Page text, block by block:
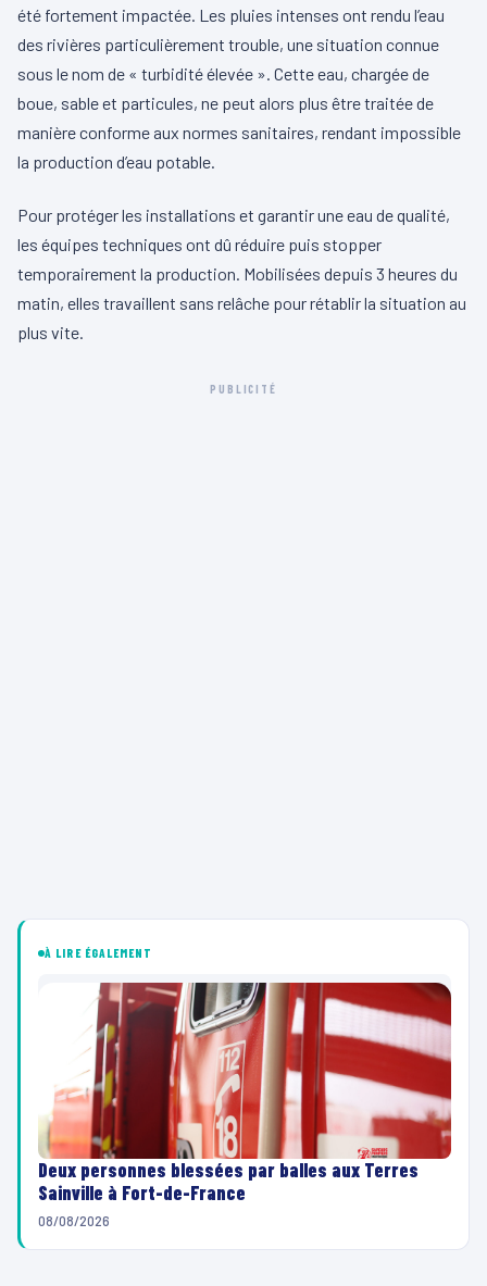
été fortement impactée. Les pluies intenses ont rendu l’eau
des rivières particulièrement trouble, une situation connue
sous le nom de « turbidité élevée ». Cette eau, chargée de
boue, sable et particules, ne peut alors plus être traitée de
manière conforme aux normes sanitaires, rendant impossible
la production d’eau potable.
Pour protéger les installations et garantir une eau de qualité,
les équipes techniques ont dû réduire puis stopper
temporairement la production. Mobilisées depuis 3 heures du
matin, elles travaillent sans relâche pour rétablir la situation au
plus vite.
PUBLICITÉ
À LIRE ÉGALEMENT
Deux personnes blessées par balles aux Terres
Sainville à Fort-de-France
08/08/2026